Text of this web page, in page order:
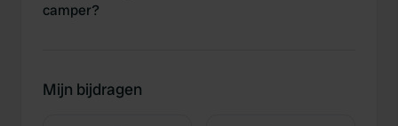
camper?
Mijn bijdragen